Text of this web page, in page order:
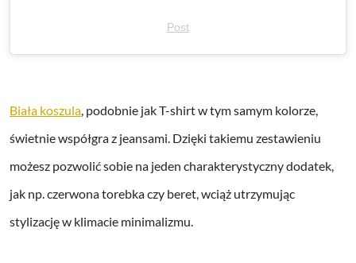
Post
Biała koszula , podobnie jak T-shirt w tym samym kolorze,
świetnie współgra z jeansami. Dzięki takiemu zestawieniu
możesz pozwolić sobie na jeden charakterystyczny dodatek,
jak np. czerwona torebka czy beret, wciąż utrzymując
stylizację w klimacie minimalizmu.